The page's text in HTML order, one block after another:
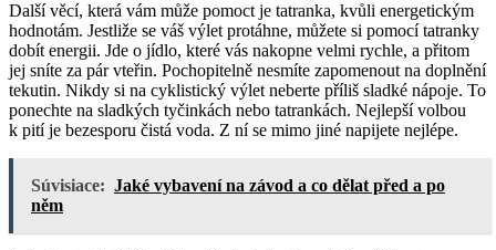
Další věcí, která vám může pomoct je tatranka, kvůli energetickým
hodnotám. Jestliže se váš výlet protáhne, můžete si pomocí tatranky
dobít energii. Jde o jídlo, které vás nakopne velmi rychle, a přitom
jej sníte za pár vteřin. Pochopitelně nesmíte zapomenout na doplnění
tekutin. Nikdy si na cyklistický výlet neberte příliš sladké nápoje. To
ponechte na sladkých tyčinkách nebo tatrankách. Nejlepší volbou
k pití je bezesporu čistá voda. Z ní se mimo jiné napijete nejlépe.
Súvisiace: Jaké vybavení na závod a co dělat před a po
něm